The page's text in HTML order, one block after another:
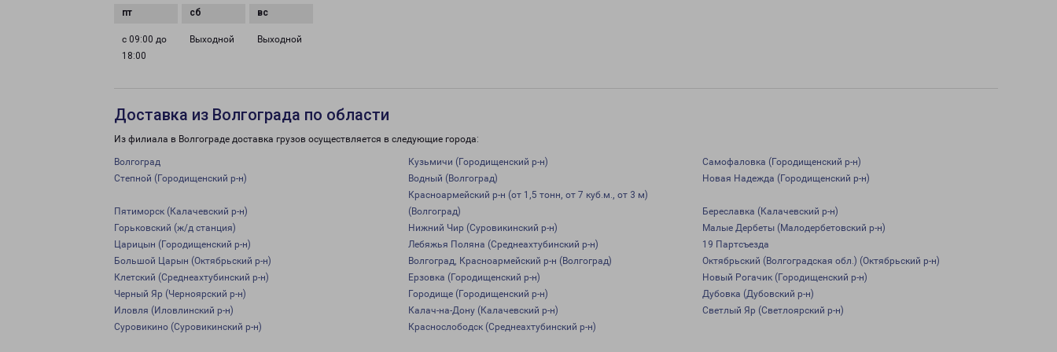
с 09:00 до
18:00
Выходной Выходной
Доставка из Волгограда по области
Из филиала в Волгограде доставка грузов осуществляется в следующие города:
Волгоград Кузьмичи (Городищенский р-н)
Самофаловка (Городищенский р-н)
Степной (Городищенский р-н)
Водный (Волгоград) Новая Надежда (Городищенский р-н)
Пятиморск (Калачевский р-н)
Красноармейский р-н (от 1,5 тонн, от 7 куб.м., от 3 м)
(Волгоград)
Береславка (Калачевский р-н)
Горьковский (ж/д станция)
Нижний Чир (Суровикинский р-н)
Малые Дербеты (Малодербетовский р-н)
Царицын (Городищенский р-н)
Лебяжья Поляна (Среднеахтубинский р-н)
19 Партсъезда
Большой Царын (Октябрьский р-н)
Волгоград, Красноармейский р-н (Волгоград)
Октябрьский (Волгоградская обл.) (Октябрьский р-н)
Клетский (Среднеахтубинский р-н)
Ерзовка (Городищенский р-н)
Новый Рогачик (Городищенский р-н)
Черный Яр (Черноярский р-н)
Городище (Городищенский р-н)
Дубовка (Дубовский р-н)
Иловля (Иловлинский р-н)
Калач-на-Дону (Калачевский р-н)
Светлый Яр (Светлоярский р-н)
Суровикино (Суровикинский р-н)
Краснослободск (Среднеахтубинский р-н)